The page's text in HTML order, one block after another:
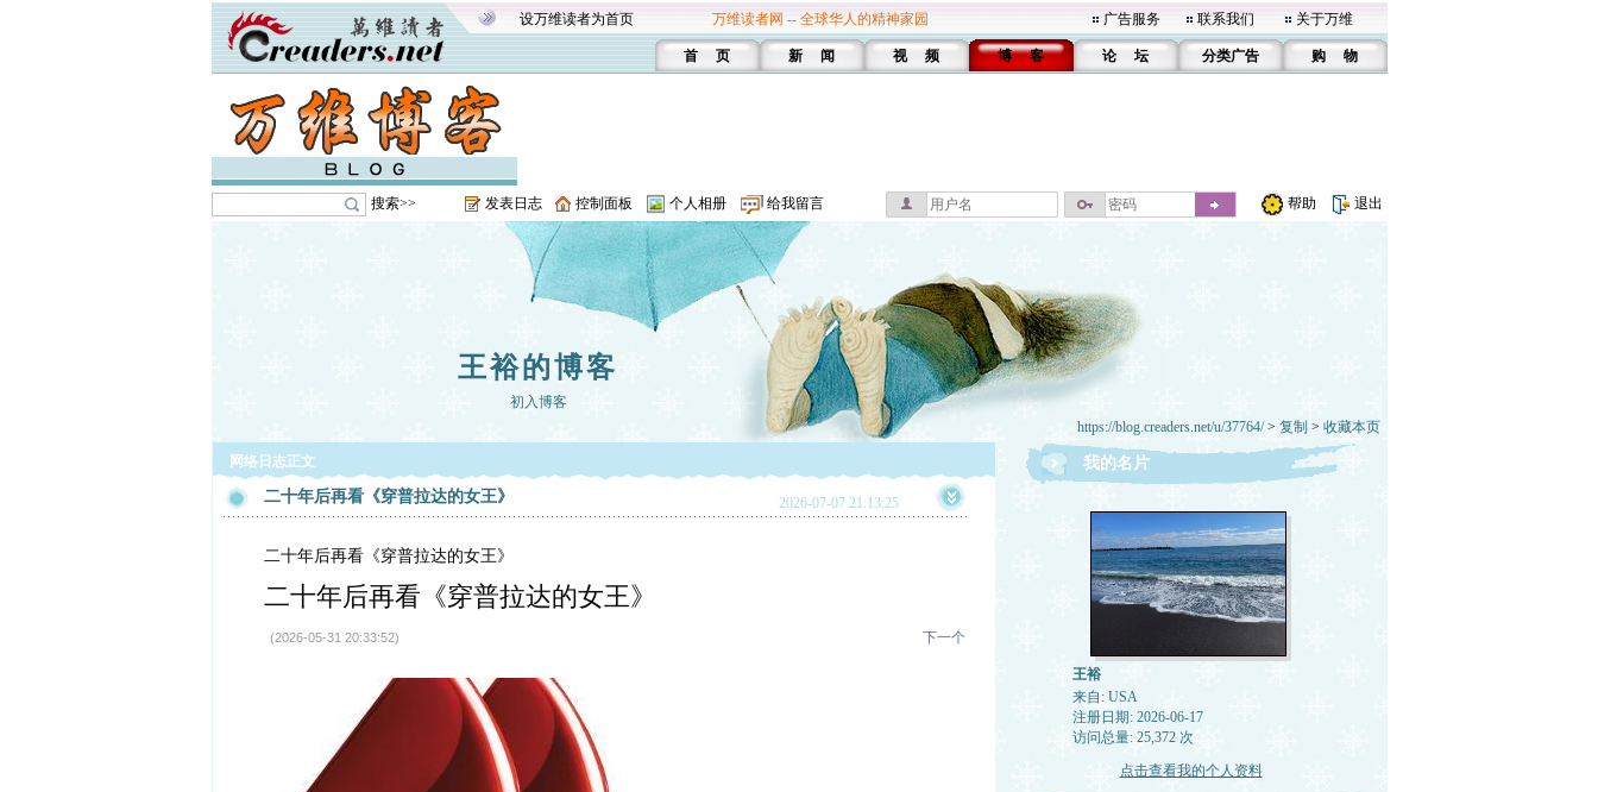
设万维读者为首页 万维读者网 -- 全球华人的精神家园 广告服务 联系我们 关于万维
首 页 新 闻 视 频 博 客 论 坛 分类广告 购 物
搜索>> 发表日志 控制面板 个人相册 给我留言 帮助 退出
王裕的博客
初入博客
https://blog.creaders.net/u/37764/> 复制 > 收藏本页
网络日志正文
二十年后再看《穿普拉达的女王》 2026-07-07 21:13:25
二十年后再看《穿普拉达的女王》
二十年后再看《穿普拉达的女王》
(2026-05-31 20:33:52) 下一个
我的名片
王裕
来自: USA
注册日期: 2026-06-17
访问总量: 25,372 次
点击查看我的个人资料